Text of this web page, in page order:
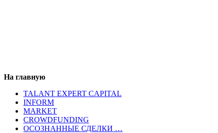
На главную
TALANT EXPERT CAPITAL
INFORM
MARKET
CROWDFUNDING
ОСОЗНАННЫЕ СДЕЛКИ …